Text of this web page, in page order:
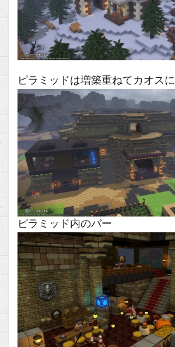
ピラミッドは増築重ねてカオス
ピラミッド内のバー